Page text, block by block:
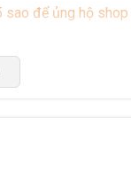
sao để ủng hộ shop